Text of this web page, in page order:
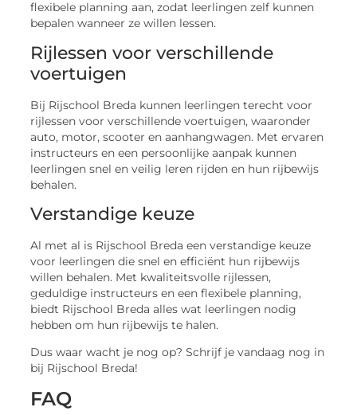
flexibele planning aan, zodat leerlingen zelf kunnen
bepalen wanneer ze willen lessen.
Rijlessen voor verschillende
voertuigen
Bij Rijschool Breda kunnen leerlingen terecht voor
rijlessen voor verschillende voertuigen, waaronder
auto, motor, scooter en aanhangwagen. Met ervaren
instructeurs en een persoonlijke aanpak kunnen
leerlingen snel en veilig leren rijden en hun rijbewijs
behalen.
Verstandige keuze
Al met al is Rijschool Breda een verstandige keuze
voor leerlingen die snel en efficiënt hun rijbewijs
willen behalen. Met kwaliteitsvolle rijlessen,
geduldige instructeurs en een flexibele planning,
biedt Rijschool Breda alles wat leerlingen nodig
hebben om hun rijbewijs te halen.
Dus waar wacht je nog op? Schrijf je vandaag nog in
bij Rijschool Breda!
FAQ